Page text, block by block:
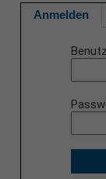
Anmelden